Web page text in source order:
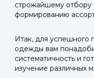
строжайшему отбору
формированию
Итак, для успешного
одежды вам
систематичность и
изучение различных